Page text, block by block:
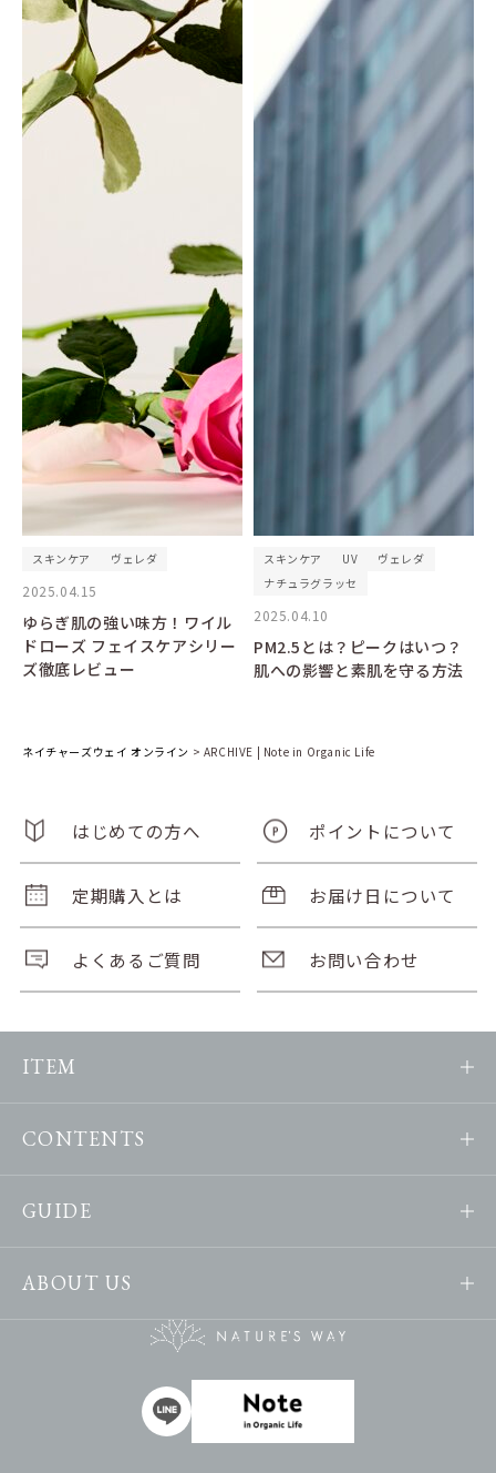
ネイチャーズウェイ オンライン > ARCHIVE | Note in Organic Life
スキンケア ヴェレダ
2025.04.15
ゆらぎ肌の強い味方！ワイル
ドローズ フェイスケアシリー
ズ徹底レビュー
スキンケア UV
ヴェレダ
ナチュラグラッセ
2025.04.10
PM2.5とは？ピークはいつ？
肌への影響と素肌を守る方法
はじめての方へ ポイントについて
定期購入とは お届け日について
よくあるご質問 お問い合わせ
ITEM
CONTENTS
GUIDE
ABOUT US